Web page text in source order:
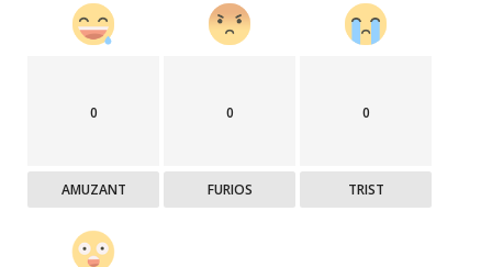
0
AMUZANT
0
FURIOS
0
TRIST